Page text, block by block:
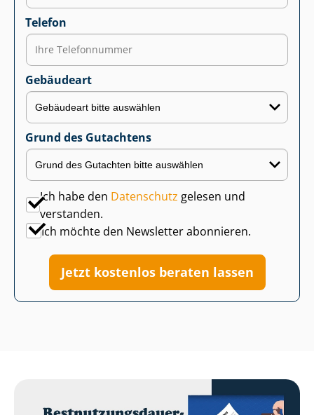
Telefon
Gebäudeart
Grund des Gutachtens
Ich habe den Datenschutz gelesen und
verstanden.
Ich möchte den Newsletter abonnieren.
Jetzt kostenlos beraten lassen